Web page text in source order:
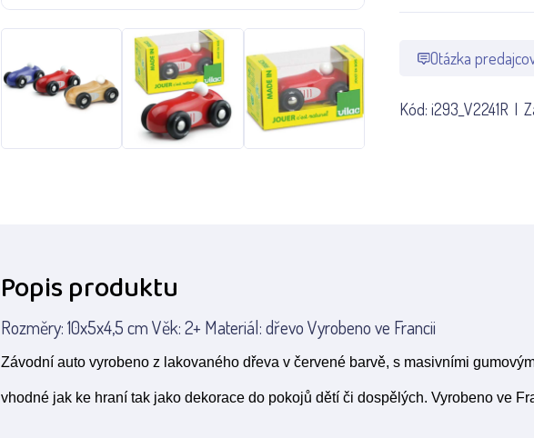
Otázka
Kód: i293_V2241R
Popis produktu
Rozměry: 10x5x4,5 cm Věk: 2+ Materiál: dřevo Vyrobeno ve Francii
Závodní auto vyrobeno z lakovaného dřeva v červené barvě, s masivními
vhodné jak ke hraní tak jako dekorace do pokojů dětí či dospělých. Vyrobeno ve